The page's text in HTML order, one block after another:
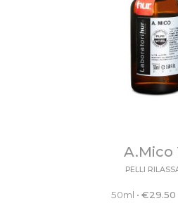
A.Mico
PELLI
50ml • €29.50